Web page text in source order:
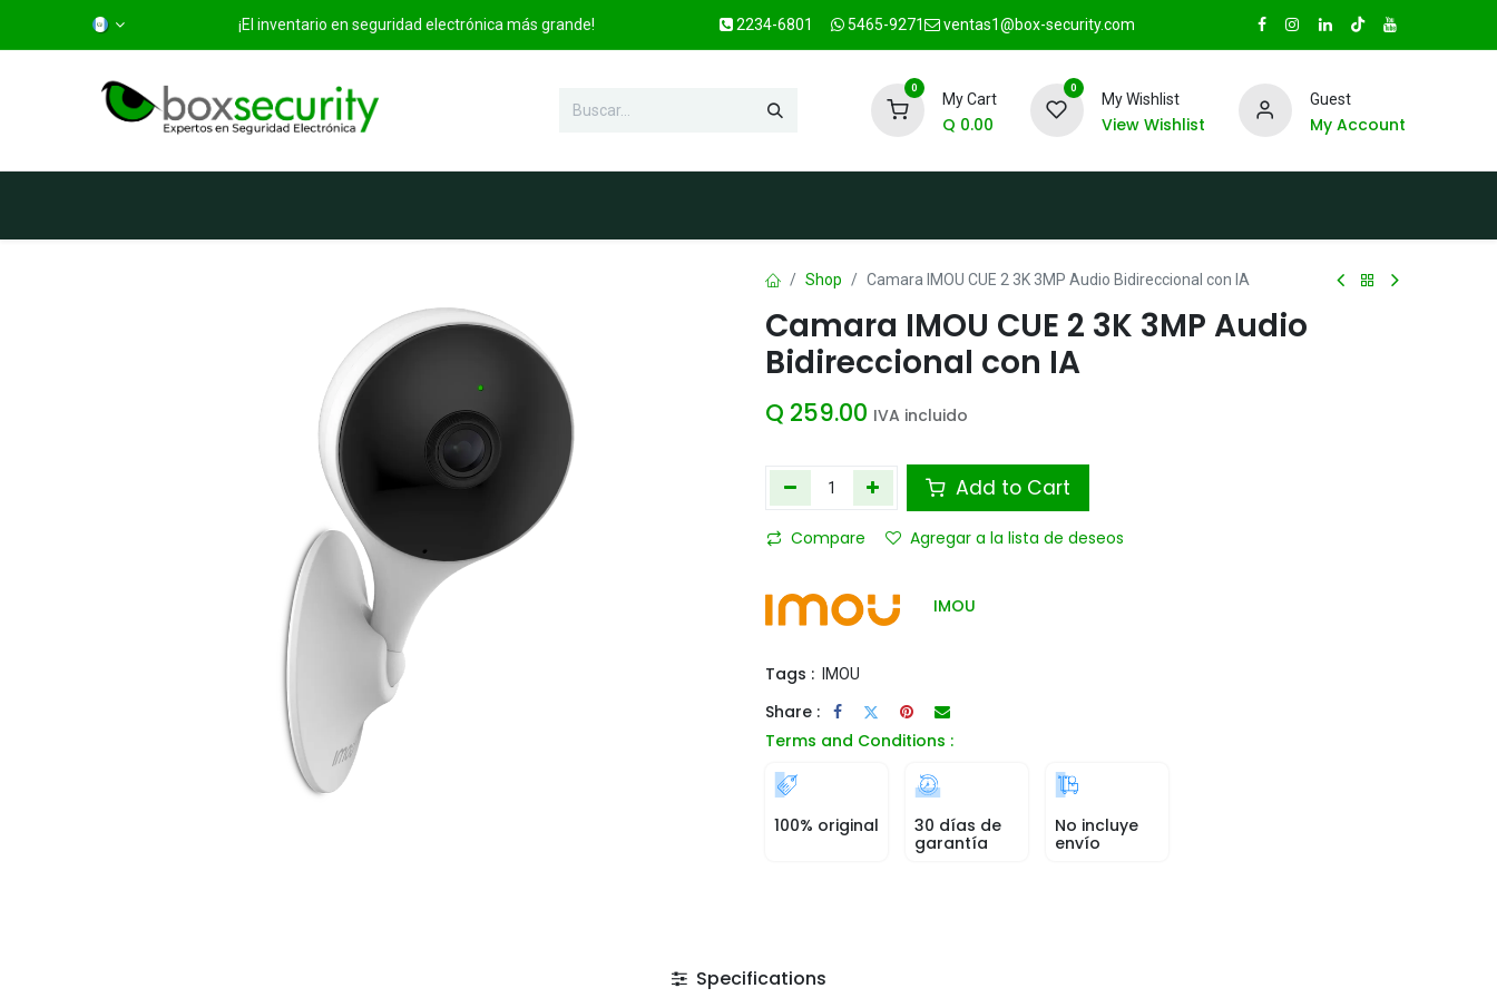
¡El inventario en seguridad electrónica más grande! 2234-6801 5465-9271 ventas1@box-security.com
0
My Cart
Q 0.00
0
My Wishlist
View Wishlist
Guest
My Account
Shop Camara IMOU CUE 2 3K 3MP Audio Bidireccional con IA
Camara IMOU CUE 2 3K 3MP Audio
Bidireccional con IA
Q 259.00 IVA incluido
Add to Cart
Compare Agregar a la lista de deseos
IMOU
Tags : IMOU
Share :
Terms and Conditions :
100% original
30 días de
garantía
No incluye
envío
Specifications